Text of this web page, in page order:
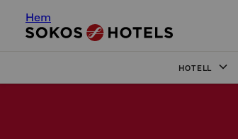
Hem
HOTELL